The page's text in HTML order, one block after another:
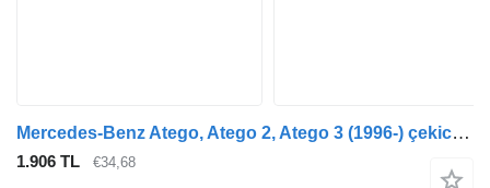
Mercedes-Benz Atego, Atego 2, Atego 3 (1996-) çekici için Mercedes-Benz atego 2 815 (01.04-) A9723250726 amortisör
1.906 TL €34,68